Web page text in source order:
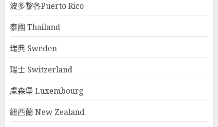
波多黎各Puerto Rico
泰國 Thailand
瑞典 Sweden
瑞士 Switzerland
盧森堡 Luxembourg
紐西蘭 New Zealand